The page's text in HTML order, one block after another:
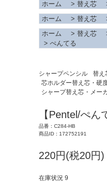
ホーム
> 替え芯
ホーム
> 替え芯
ホーム
> 替え芯
> ぺんてる
シャープペンシル
替え
芯ホルダー替え芯・硬
シャープ替え芯・メー
【Pentel/ぺ
品番：C284-HB
商品ID：172752191
220円(税20円)
在庫状況 9